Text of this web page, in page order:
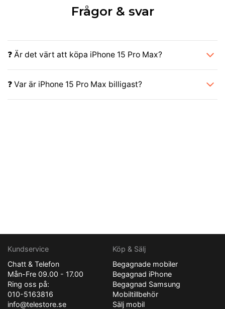
Frågor & svar
❓ Är det värt att köpa iPhone 15 Pro Max?
❓ Var är iPhone 15 Pro Max billigast?
Kundservice
Chatt & Telefon
Mån-Fre 09.00 - 17.00
Ring oss på:
010-5163816
info@telestore.se
Köp & Sälj
Begagnade mobiler
Begagnad iPhone
Begagnad Samsung
Mobiltillbehör
Sälj mobil